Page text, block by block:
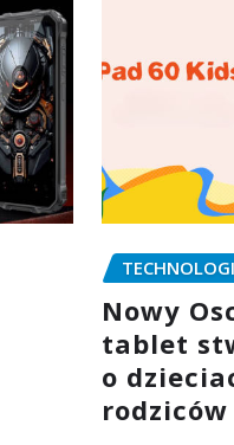
Nowy
tablet
o
rodziców